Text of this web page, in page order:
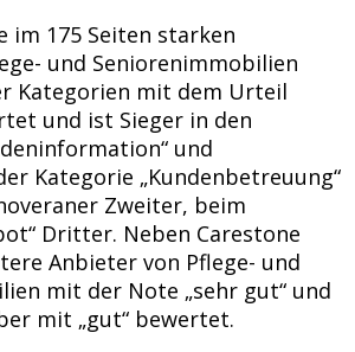
im 175 Seiten starken
und Seniorenimmobilien
Kategorien mit dem Urteil
und ist Sieger in den
und
Kategorie „Kundenbetreuung“
Zweiter, beim
Dritter. Neben Carestone
Anbieter von Pflege- und
mit der Note „sehr gut“ und
mit „gut“ bewertet.